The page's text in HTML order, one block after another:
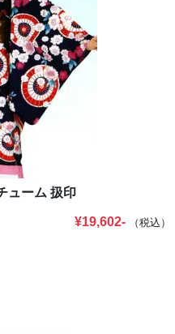
ューム 扱印
¥19,602- （税込）